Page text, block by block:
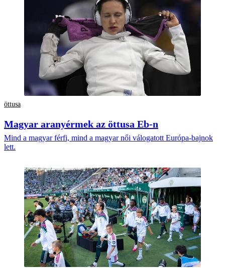
öttusa
Magyar aranyérmek az öttusa Eb-n
Mind a magyar férfi, mind a magyar női válogatott Európa-bajnok
lett.